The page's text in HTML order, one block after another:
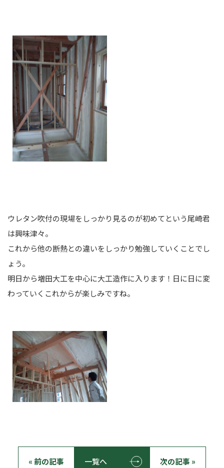
ウレタン吹付の現場をしっかり見るのが初めてという尾崎君
は興味津々。
これから他の断熱との違いをしっかり勉強していくことでし
ょう。
明日から増田大工を中心に大工造作に入ります！日に日に変
わっていくこれからが楽しみですね。
« 前の記事 一覧へ 次の記事 »